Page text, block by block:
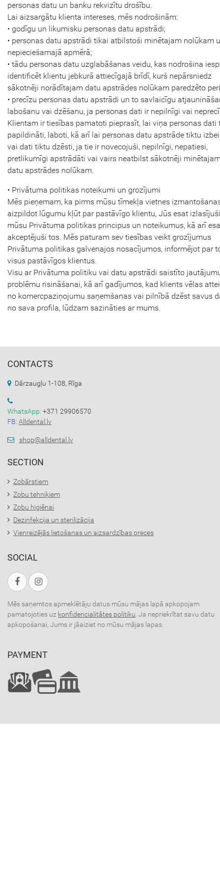
personas datu un banku rekvizītu drošību.
Lai aizsargātu klienta intereses, mēs nodrošinām:
• godīgu un likumisku personas datu apstrādi;
• personas datu apstrādi tikai atbilstoši minētajam nolūkam
nepieciešamajā apmērā;
• tādu personas datu uzglabāšanas veidu, kas nodrošina
identificēt klientu jebkurā attiecīgajā brīdī, kurš nepārsniedz
sākotnēji norādītajam datu apstrādes nolūkam paredzēto
• precīzu personas datu apstrādi un to savlaicīgu
labošanu vai dzēšanu, ja personas dati ir nepilnīgi vai
Klientam ir tiesības pamatoti pieprasīt, lai viņa personas dati
papildināti, laboti, kā arī lai personas datu apstrāde tiktu
vai dati tiktu dzēsti, ja tie ir novecojuši, nepilnīgi, nepatiesi,
pretlikumīgi apstrādāti vai vairs neatbilst sākotnēji
datu apstrādes nolūkam.
• Privātuma politikas noteikumi un grozījumi
Mēs pieņemam, ka pirms mūsu tīmekļa vietnes
aizpildot lūgumu kļūt par pastāvīgo klientu, Jūs esat izlasījuši
mūsu Privātuma politikas principus un noteikumus, kā arī
akceptējuši tos. Mēs paturam sev tiesības veikt grozījumus
Privātuma politikas galvenajos nosacījumos, informējot par
visus pastāvīgos klientus.
Visu ar Privātuma politiku vai datu apstrādi saistīto
problēmu risināšanai, kā arī gadījumos, kad klients vēlas
no komercpaziņojumu saņemšanas vai pilnībā dzēst savus
no sava profila, lūdzam sazināties ar mums.
CONTACTS
Dārzaugļu 1-108, Rīga
WhatsApp: +371 29906570
FB: Alldental.lv
shop@alldental.lv
SECTION
Zobārstiem
Zobu tehniķiem
Zobu higiēnai
Dezinfekcija un sterilizācija
Vienreizējās lietošanas un aizsardzības preces
SOCIAL
Mēs saņemtos apmeklētāju datus mūsu mājas lapā apkopojam
pamatojoties uz konfidencialitātes politiku . Ja nepriekrītat savu datu
apkopošanai, Jums ir jāaiziet no mūsu mājas lapas.
PAYMENT